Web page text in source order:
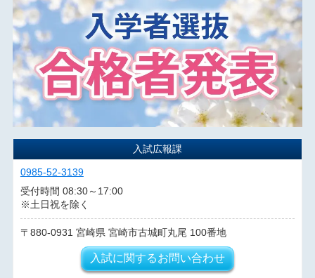
入試広報課
0985-52-3139
受付時間 08:30～17:00
※土日祝を除く
880-0931 宮崎県 宮崎市古城町丸尾 100番地
入試に関するお問い合わせ